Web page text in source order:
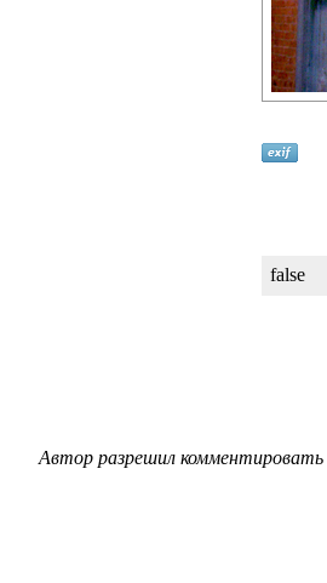
false
Автор разрешил